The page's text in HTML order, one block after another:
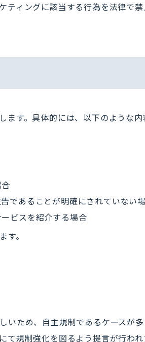
ティングに該当する行為を法律で禁
ます。具体的には、以下のような内
であることが明確にされていない
ビスを紹介する場合
。
いため、自主規制であるケースが
て規制強化を図るよう提言が行わ